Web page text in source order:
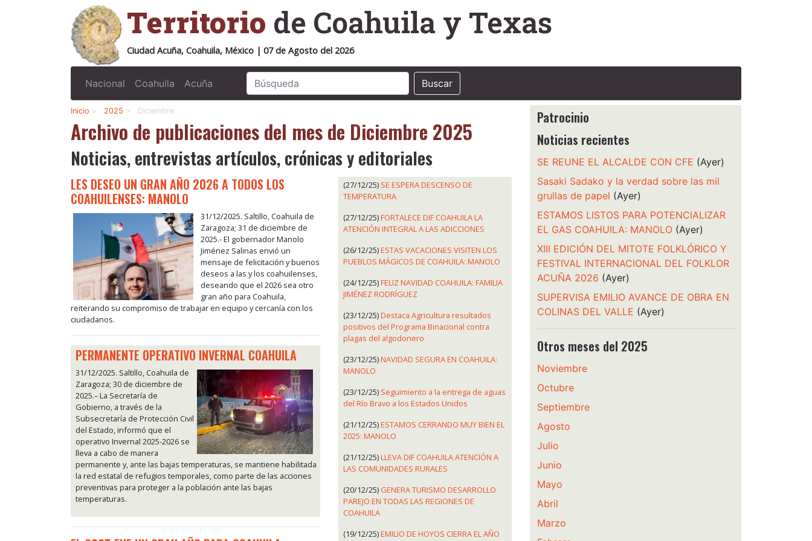
Territorio de Coahuila y Texas
Ciudad Acuña, Coahuila, México | 07 de Agosto del 2026
Nacional Coahuila Acuña Buscar
Inicio > 2025 > Diciembre
Archivo de publicaciones del mes de Diciembre 2025
Noticias, entrevistas artículos, crónicas y editoriales
LES DESEO UN GRAN AÑO 2026 A TODOS LOS
COAHUILENSES: MANOLO
31/12/2025. Saltillo, Coahuila de
Zaragoza; 31 de diciembre de
2025.- El gobernador Manolo
Jiménez Salinas envió un
mensaje de felicitación y buenos
deseos a las y los coahuilenses,
deseando que el 2026 sea otro
gran año para Coahuila,
reiterando su compromiso de trabajar en equipo y cercanía con los
ciudadanos.
PERMANENTE OPERATIVO INVERNAL COAHUILA
31/12/2025. Saltillo, Coahuila de
Zaragoza; 30 de diciembre de
2025.– La Secretaría de
Gobierno, a través de la
Subsecretaría de Protección Civil
del Estado, informó que el
operativo Invernal 2025-2026 se
lleva a cabo de manera
permanente y, ante las bajas temperaturas, se mantiene habilitada
la red estatal de refugios temporales, como parte de las acciones
preventivas para proteger a la población ante las bajas
temperaturas.
(27/12/25) SE ESPERA DESCENSO DE
TEMPERATURA
(27/12/25)FORTALECE DIF COAHUILA LA
ATENCIÓN INTEGRAL A LAS ADICCIONES
(26/12/25)ESTAS VACACIONES VISITEN LOS
PUEBLOS MÁGICOS DE COAHUILA: MANOLO
(24/12/25)FELIZ NAVIDAD COAHUILA: FAMILIA
JIMÉNEZ RODRÍGUEZ
(23/12/25)Destaca Agricultura resultados
positivos del Programa Binacional contra
plagas del algodonero
(23/12/25)NAVIDAD SEGURA EN COAHUILA:
MANOLO
(23/12/25) Seguimiento a la entrega de aguas
del Río Bravo a los Estados Unidos
(21/12/25)ESTAMOS CERRANDO MUY BIEN EL
2025: MANOLO
(21/12/25)LLEVA DIF COAHUILA ATENCIÓN A
LAS COMUNIDADES RURALES
(20/12/25) GENERA TURISMO DESARROLLO
PAREJO EN TODAS LAS REGIONES DE
COAHUILA
(19/12/25)EMILIO DE HOYOS CIERRA EL AÑO
Patrocinio
Noticias recientes
SE REUNE EL ALCALDE CON CFE (Ayer)
Sasaki Sadako y la verdad sobre las mil
grullas de papel (Ayer)
ESTAMOS LISTOS PARA POTENCIALIZAR
EL GAS COAHUILA: MANOLO (Ayer)
XIII EDICIÓN DEL MITOTE FOLKLÓRICO Y
FESTIVAL INTERNACIONAL DEL FOLKLOR
ACUÑA 2026 (Ayer)
SUPERVISA EMILIO AVANCE DE OBRA EN
COLINAS DEL VALLE (Ayer)
Otros meses del 2025
Noviembre
Octubre
Septiembre
Agosto
Julio
Junio
Mayo
Abril
Marzo